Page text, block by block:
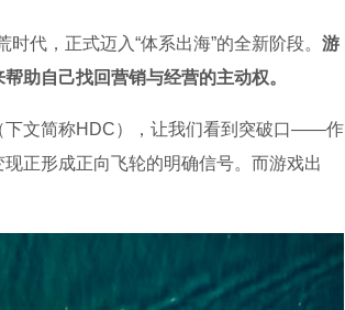
代，正式迈入“体系出海”的全新阶段。 游
助自己找回营销与经营的主动权。
下文简称HDC），让我们看到突破口——作
正形成正向飞轮的明确信号。而游戏出